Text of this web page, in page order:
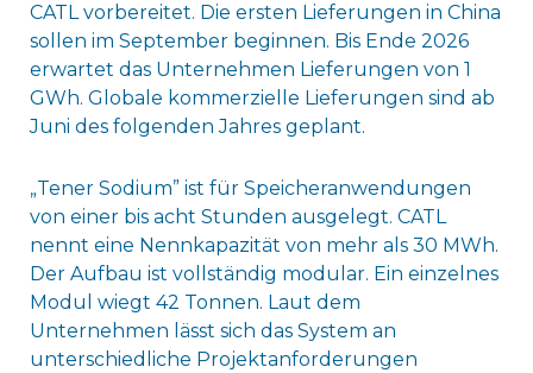
CATL vorbereitet. Die ersten Lieferungen in China
sollen im September beginnen. Bis Ende 2026
erwartet das Unternehmen Lieferungen von 1
GWh. Globale kommerzielle Lieferungen sind ab
Juni des folgenden Jahres geplant.
„Tener Sodium” ist für Speicheranwendungen
von einer bis acht Stunden ausgelegt. CATL
nennt eine Nennkapazität von mehr als 30 MWh.
Der Aufbau ist vollständig modular. Ein einzelnes
Modul wiegt 42 Tonnen. Laut dem
Unternehmen lässt sich das System an
unterschiedliche Projektanforderungen